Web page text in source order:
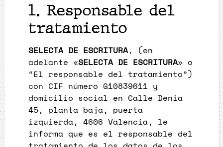
1. Responsable del
tratamiento
SELECTA DE ESCRITURA, (en
adelante «SELECTA DE ESCRITURA» o
“El responsable del tratamiento”)
con CIF número G10839611 y
domicilio social en Calle Denia
45, planta baja, puerta
izquierda, 4606 Valencia, le
informa que es el responsable del